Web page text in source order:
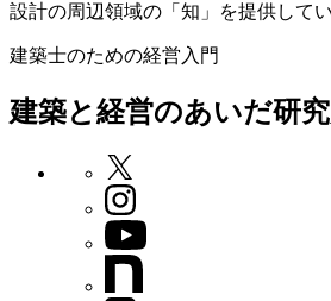
設計の周辺領域の「知」を提供してい
建築士のための経営入門
建築と経営のあいだ研